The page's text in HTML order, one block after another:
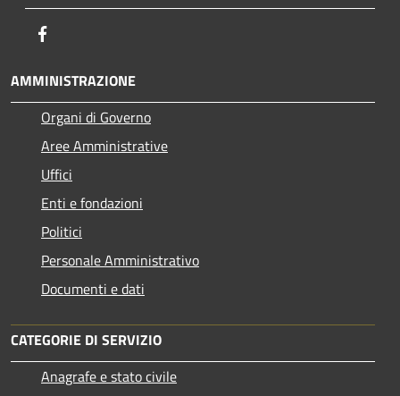
AMMINISTRAZIONE
Organi di Governo
Aree Amministrative
Uffici
Enti e fondazioni
Politici
Personale Amministrativo
Documenti e dati
CATEGORIE DI SERVIZIO
Anagrafe e stato civile